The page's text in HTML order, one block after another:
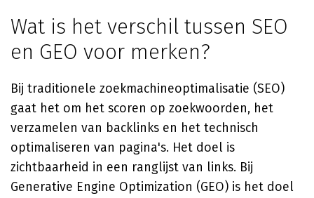
Wat is het verschil tussen SEO
en GEO voor merken?
Bij traditionele zoekmachineoptimalisatie (SEO)
gaat het om het scoren op zoekwoorden, het
verzamelen van backlinks en het technisch
optimaliseren van pagina's. Het doel is
zichtbaarheid in een ranglijst van links. Bij
Generative Engine Optimization (GEO) is het doel